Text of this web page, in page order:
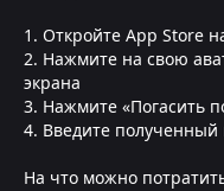
1. Откройте App Store
2. Нажмите на свою
экрана
3. Нажмите «Погасить
4. Введите полученный
На что можно